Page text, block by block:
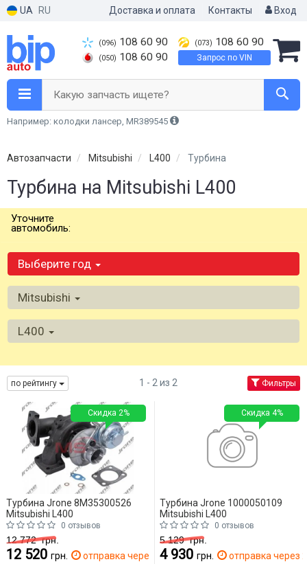
UA RU Доставка и оплата Контакты Вход
(096) 108 60 90
(050) 108 60 90
(073) 108 60 90
Запрос по VIN
Какую запчасть ищете?
Например: колодки лансер, MR389545
Автозапчасти Mitsubishi L400 Турбина
Турбина на Mitsubishi L400
Уточните
автомобиль:
Выберите год
Mitsubishi
L400
по рейтингу 1 - 2 из 2 Фильтры
Турбина Jrone 8M35300526
Mitsubishi L400
0 отзывов
12 772грн.
12 520 грн. отправка через 2 дн.
Скидка 2%
Турбина Jrone 1000050109
Mitsubishi L400
0 отзывов
5 129грн.
4 930 грн. отправка через
Скидка 4%